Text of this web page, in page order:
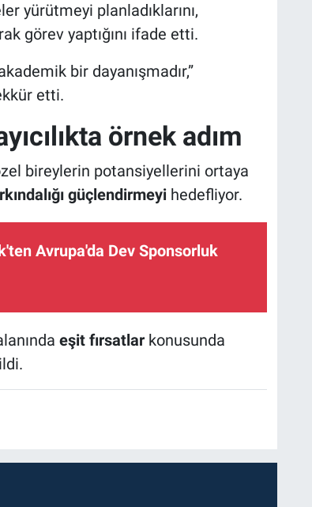
yürütmeyi planladıklarını,
görev yaptığını ifade etti.
bir dayanışmadır,”
etti.
örnek adım
bireylerin potansiyellerini ortaya
güçlendirmeyihedefliyor.
Avrupa'da Dev Sponsorluk
eşit fırsatlarkonusunda